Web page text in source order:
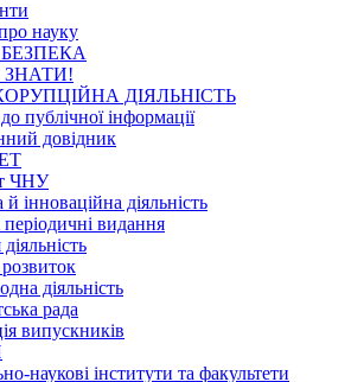
науку
ЗНАТИ!
ДІЯЛЬНІСТЬ
публічної інформації
довідник
ЧНУ
інноваційна діяльність
періодичні видання
діяльність
рада
випускників
наукові інститути та факультети